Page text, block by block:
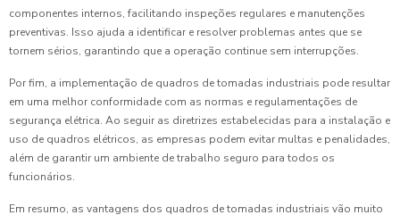
componentes internos, facilitando inspeções regulares e manutenções
preventivas. Isso ajuda a identificar e resolver problemas antes que se
tornem sérios, garantindo que a operação continue sem interrupções.
Por fim, a implementação de quadros de tomadas industriais pode resultar
em uma melhor conformidade com as normas e regulamentações de
segurança elétrica. Ao seguir as diretrizes estabelecidas para a instalação e
uso de quadros elétricos, as empresas podem evitar multas e penalidades,
além de garantir um ambiente de trabalho seguro para todos os
funcionários.
Em resumo, as vantagens dos quadros de tomadas industriais vão muito